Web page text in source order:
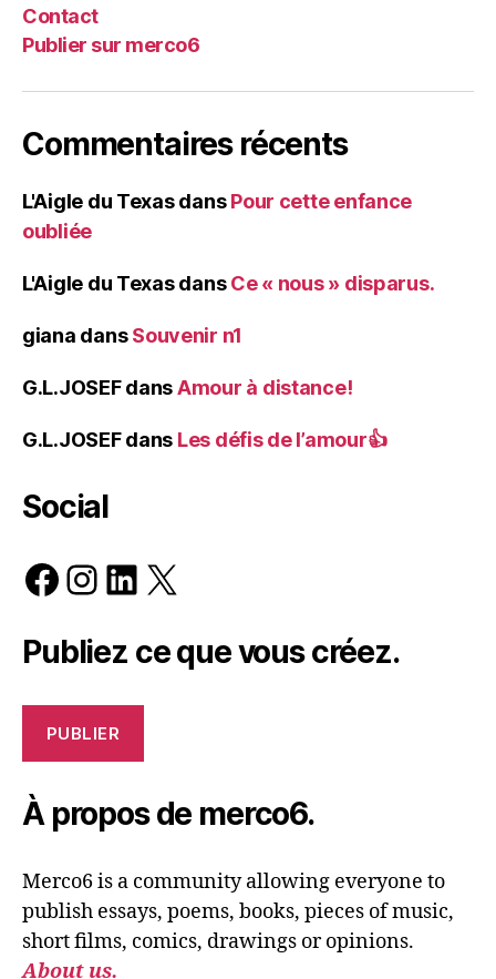
Contact
Publier sur merco6
Commentaires récents
L'Aigle du TexasdansPour cette enfance
oubliée
L'Aigle du TexasdansCe « nous » disparus.
giana dansSouvenir n1
G.L.JOSEFdansAmour à distance!
G.L.JOSEFdans Les défis de l’amour👍
Social
Facebook
Instagram
LinkedIn
X
Publiez ce que vous créez.
PUBLIER
À propos de merco6.
Merco6 is a community allowing everyone to
publish essays, poems, books, pieces of music,
short films, comics, drawings or opinions.
About us.